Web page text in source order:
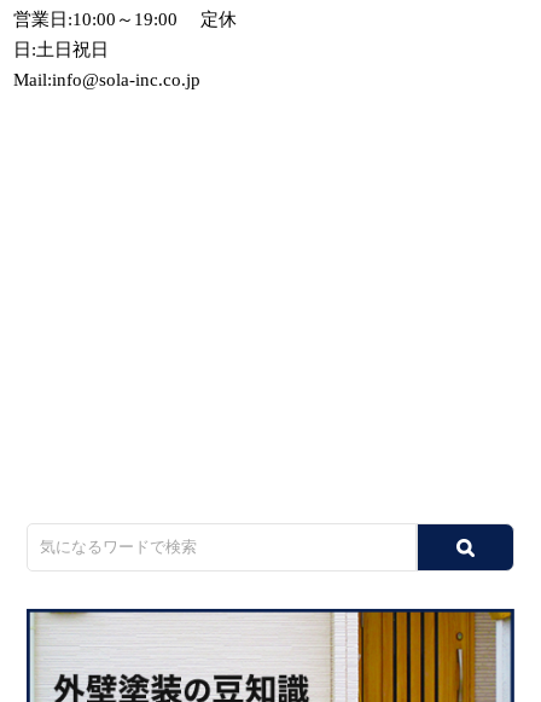
営業日:10:00～19:00 定休
日:土日祝日
Mail:info@sola-inc.co.jp